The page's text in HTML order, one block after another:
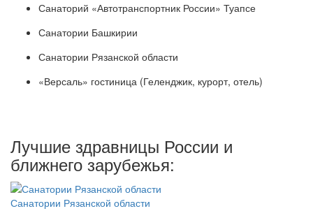
Санаторий «Автотранспортник России» Туапсе
Санатории Башкирии
Санатории Рязанской области
«Версаль» гостиница (Геленджик, курорт, отель)
Лучшие здравницы России и
ближнего зарубежья:
Санатории Рязанской области